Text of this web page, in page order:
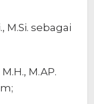
M.Si. sebagai
M.AP.